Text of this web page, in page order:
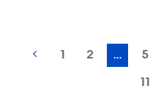
1 2 ... 5
11